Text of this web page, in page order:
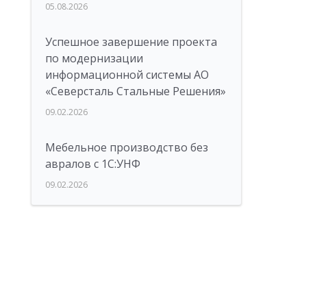
05.08.2026
Успешное завершение проекта
по модернизации
информационной системы АО
«Северсталь Стальные Решения»
09.02.2026
Мебельное производство без
авралов с 1С:УНФ
09.02.2026